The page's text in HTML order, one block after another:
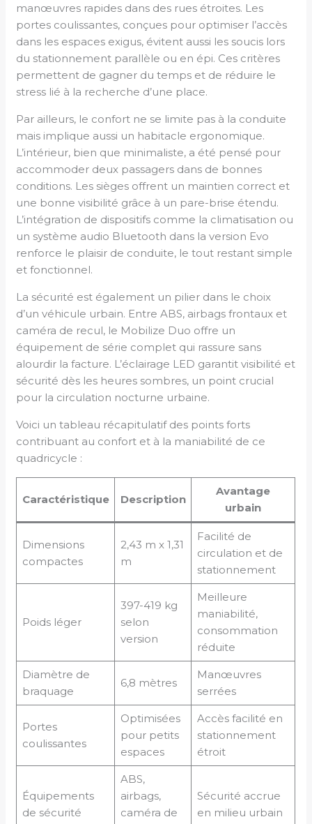
manœuvres rapides dans des rues étroites. Les
portes coulissantes, conçues pour optimiser l’accès
dans les espaces exigus, évitent aussi les soucis lors
du stationnement parallèle ou en épi. Ces critères
permettent de gagner du temps et de réduire le
stress lié à la recherche d’une place.
Par ailleurs, le confort ne se limite pas à la conduite
mais implique aussi un habitacle ergonomique.
L’intérieur, bien que minimaliste, a été pensé pour
accommoder deux passagers dans de bonnes
conditions. Les sièges offrent un maintien correct et
une bonne visibilité grâce à un pare-brise étendu.
L’intégration de dispositifs comme la climatisation ou
un système audio Bluetooth dans la version Evo
renforce le plaisir de conduite, le tout restant simple
et fonctionnel.
La sécurité est également un pilier dans le choix
d’un véhicule urbain. Entre ABS, airbags frontaux et
caméra de recul, le Mobilize Duo offre un
équipement de série complet qui rassure sans
alourdir la facture. L’éclairage LED garantit visibilité et
sécurité dès les heures sombres, un point crucial
pour la circulation nocturne urbaine.
Voici un tableau récapitulatif des points forts
contribuant au confort et à la maniabilité de ce
quadricycle :
Caractéristique Description
Avantage
urbain
Dimensions
compactes
2,43 m x 1,31
m
Facilité de
circulation et de
stationnement
Poids léger
397-419 kg
selon
version
Meilleure
maniabilité,
consommation
réduite
Diamètre de
braquage
6,8 mètres
Manœuvres
serrées
Portes
coulissantes
Optimisées
pour petits
espaces
Accès facilité en
stationnement
étroit
Équipements
de sécurité
ABS,
airbags,
caméra de
Sécurité accrue
en milieu urbain